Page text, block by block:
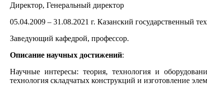
Директор, Генеральный директор
05.04.2009 – 31.08.2021 г. Казанский государственный
Заведующий кафедрой, профессор.
Описание научных достижений:
Научные интересы: теория, технология и
технология складчатых конструкций и изготовление